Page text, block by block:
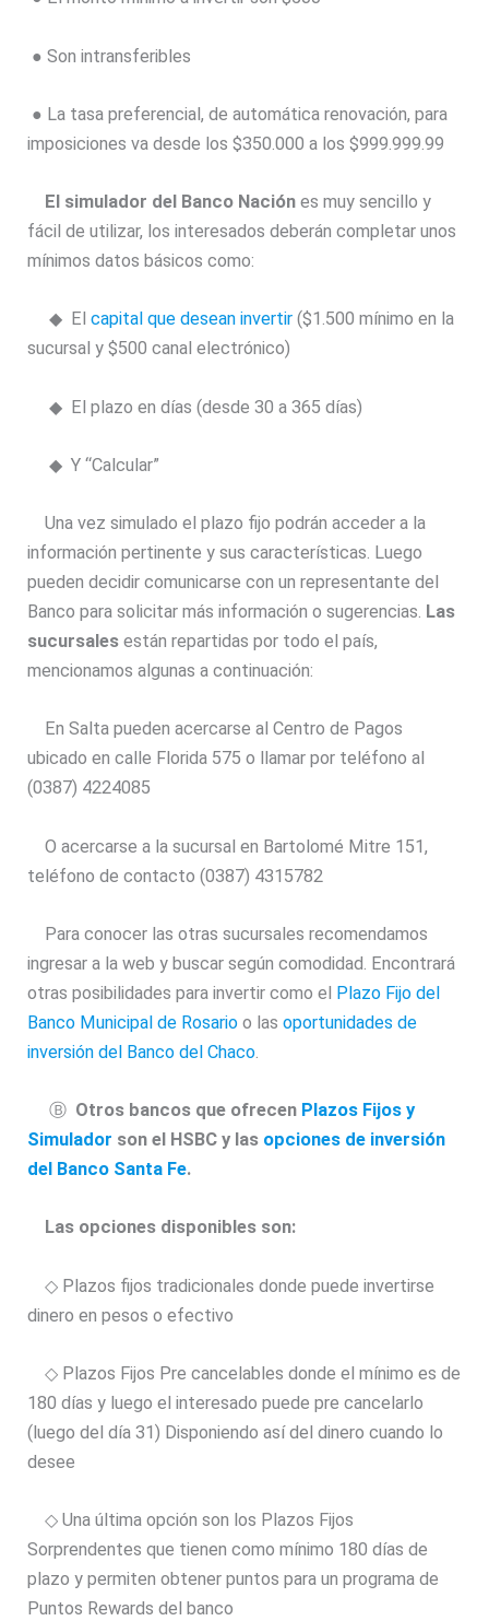
● Son intransferibles
● La tasa preferencial, de automática renovación, para
imposiciones va desde los $350.000 a los $999.999.99
El simulador del Banco Nación es muy sencillo y
fácil de utilizar, los interesados deberán completar unos
mínimos datos básicos como:
◆ Elcapital que desean invertir ($1.500 mínimo en la
sucursal y $500 canal electrónico)
◆ El plazo en días (desde 30 a 365 días)
◆ Y “Calcular”
Una vez simulado el plazo fijo podrán acceder a la
información pertinente y sus características. Luego
pueden decidir comunicarse con un representante del
Banco para solicitar más información o sugerencias. Las
sucursales están repartidas por todo el país,
mencionamos algunas a continuación:
En Salta pueden acercarse al Centro de Pagos
ubicado en calle Florida 575 o llamar por teléfono al
(0387) 4224085
O acercarse a la sucursal en Bartolomé Mitre 151,
teléfono de contacto (0387) 4315782
Para conocer las otras sucursales recomendamos
ingresar a la web y buscar según comodidad. Encontrará
otras posibilidades para invertir como el Plazo Fijo del
Banco Municipal de Rosario o lasoportunidades de
inversión del Banco del Chaco
Ⓑ Otros bancos que ofrecen Plazos Fijos y
Simulador son el HSBC y las opciones de inversión
del Banco Santa Fe.
Las opciones disponibles son:
◇ Plazos fijos tradicionales donde puede invertirse
dinero en pesos o efectivo
◇ Plazos Fijos Pre cancelables donde el mínimo es de
180 días y luego el interesado puede pre cancelarlo
(luego del día 31) Disponiendo así del dinero cuando lo
desee
◇ Una última opción son los Plazos Fijos
Sorprendentes que tienen como mínimo 180 días de
plazo y permiten obtener puntos para un programa de
Puntos Rewards del banco